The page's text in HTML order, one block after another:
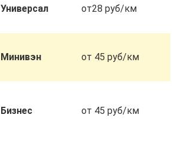
Универсал от28 руб/км
Минивэн от 45 руб/км
Бизнес от 45 руб/км